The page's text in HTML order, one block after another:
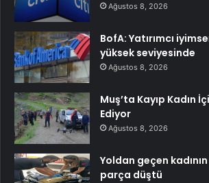
Ağustos 8, 2026
BofA: Yatırımcı
yüksek seviyesinde
Ağustos 8, 2026
Muş’ta Kayıp Kadın
Ediyor
Ağustos 8, 2026
Yoldan geçen
parça düştü